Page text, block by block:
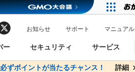
ー セキュリティ サービス
お知らせ サポート マニュアル
ポイントが当たるチャンス！ 詳細
金1年間無料 詳細